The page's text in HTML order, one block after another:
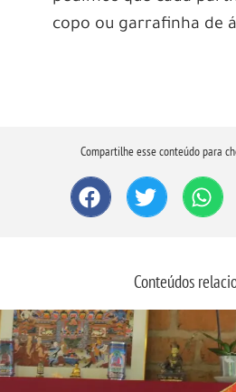
copo ou garrafinha de
Compartilhe esse conteúdo para
Conteúdos